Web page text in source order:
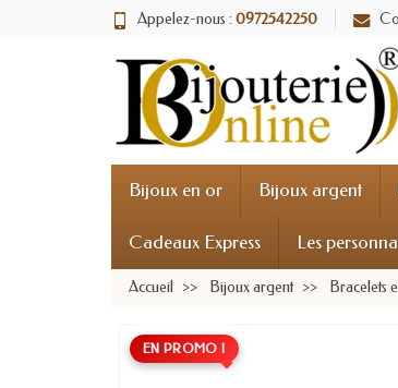
Appelez-nous : 0972542250
Bijoux en or Bijoux argent
Cadeaux Express Les
Accueil Bijoux argent Bracelets
EN PROMO !